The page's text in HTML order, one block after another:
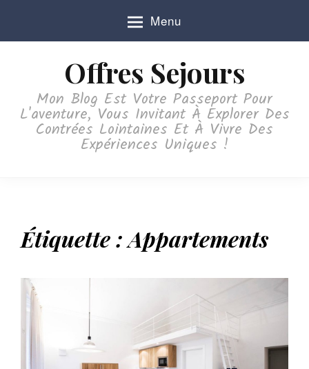
Menu
Offres Sejours
Mon Blog Est Votre Passeport Pour
L'aventure, Vous Invitant À Explorer Des
Contrées Lointaines Et À Vivre Des
Expériences Uniques !
Étiquette :Appartements